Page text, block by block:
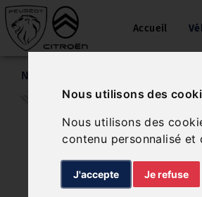
Nous utilisons des
Nous utilisons des
contenu personnalisé
J'accepte Je refuse
Accueil
Nos véhicules